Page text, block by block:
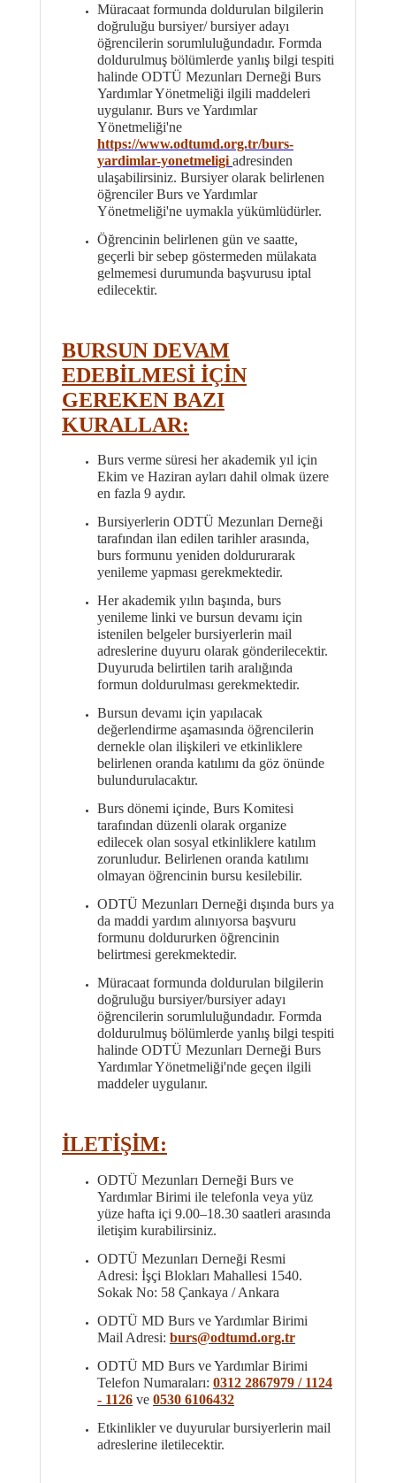
Müracaat formunda doldurulan bilgilerin
doğruluğu bursiyer/ bursiyer adayı
öğrencilerin sorumluluğundadır. Formda
doldurulmuş bölümlerde yanlış bilgi tespiti
halinde ODTÜ Mezunları Derneği Burs
Yardımlar Yönetmeliği ilgili maddeleri
uygulanır. Burs ve Yardımlar
Yönetmeliği'ne
https://www.odtumd.org.tr/burs-
yardimlar-yonetmeligi adresinden
ulaşabilirsiniz. Bursiyer olarak belirlenen
öğrenciler Burs ve Yardımlar
Yönetmeliği'ne uymakla yükümlüdürler.
Öğrencinin belirlenen gün ve saatte,
geçerli bir sebep göstermeden mülakata
gelmemesi durumunda başvurusu iptal
edilecektir.
BURSUN DEVAM
EDEBİLMESİ İÇİN
GEREKEN BAZI
KURALLAR:
Burs verme süresi her akademik yıl için
Ekim ve Haziran ayları dahil olmak üzere
en fazla 9 aydır.
Bursiyerlerin ODTÜ Mezunları Derneği
tarafından ilan edilen tarihler arasında,
burs formunu yeniden doldururarak
yenileme yapması gerekmektedir.
Her akademik yılın başında, burs
yenileme linki ve bursun devamı için
istenilen belgeler bursiyerlerin mail
adreslerine duyuru olarak gönderilecektir.
Duyuruda belirtilen tarih aralığında
formun doldurulması gerekmektedir.
Bursun devamı için yapılacak
değerlendirme aşamasında öğrencilerin
dernekle olan ilişkileri ve etkinliklere
belirlenen oranda katılımı da göz önünde
bulundurulacaktır.
Burs dönemi içinde, Burs Komitesi
tarafından düzenli olarak organize
edilecek olan sosyal etkinliklere katılım
zorunludur. Belirlenen oranda katılımı
olmayan öğrencinin bursu kesilebilir.
ODTÜ Mezunları Derneği dışında burs ya
da maddi yardım alınıyorsa başvuru
formunu doldururken öğrencinin
belirtmesi gerekmektedir.
Müracaat formunda doldurulan bilgilerin
doğruluğu bursiyer/bursiyer adayı
öğrencilerin sorumluluğundadır. Formda
doldurulmuş bölümlerde yanlış bilgi tespiti
halinde ODTÜ Mezunları Derneği Burs
Yardımlar Yönetmeliği'nde geçen ilgili
maddeler uygulanır.
İLETİŞİM:
ODTÜ Mezunları Derneği Burs ve
Yardımlar Birimi ile telefonla veya yüz
yüze hafta içi 9.00–18.30 saatleri arasında
iletişim kurabilirsiniz.
ODTÜ Mezunları Derneği Resmi
Adresi: İşçi Blokları Mahallesi 1540.
Sokak No: 58 Çankaya / Ankara
ODTÜ MD Burs ve Yardımlar Birimi
Mail Adresi: burs@odtumd.org.tr
ODTÜ MD Burs ve Yardımlar Birimi
Telefon Numaraları: 0312 2867979 / 1124
- 1126 ve 0530 6106432
Etkinlikler ve duyurular bursiyerlerin mail
adreslerine iletilecektir.